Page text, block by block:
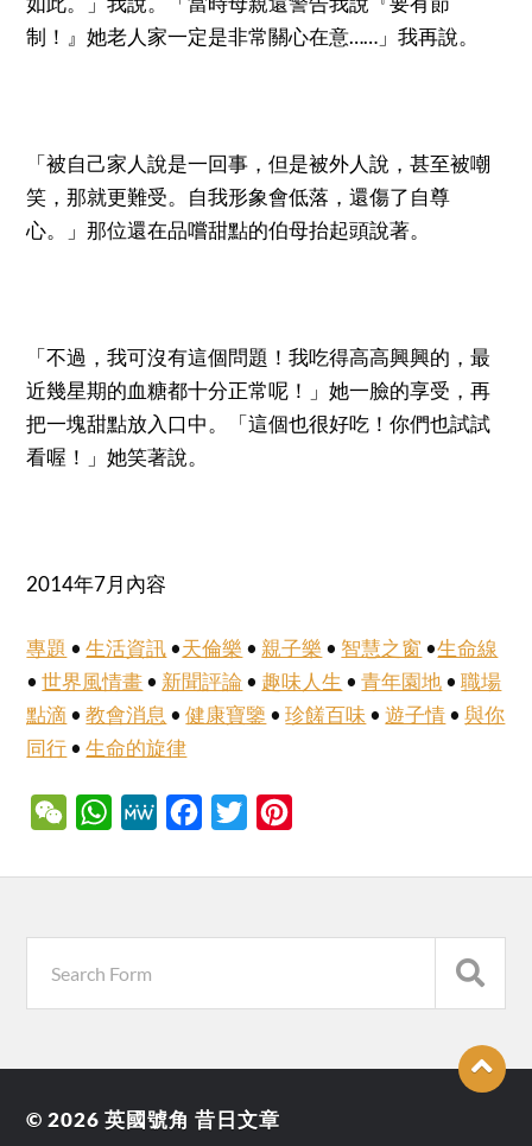
制！』她老人家一定是非常關心在意……」我再說。
「被自己家人說是一回事，但是被外人說，甚至被嘲
笑，那就更難受。自我形象會低落，還傷了自尊
心。」那位還在品嚐甜點的伯母抬起頭說著。
「不過，我可沒有這個問題！我吃得高高興興的，最
近幾星期的血糖都十分正常呢！」她一臉的享受，再
把一塊甜點放入口中。「這個也很好吃！你們也試試
看喔！」她笑著說。
2014年7月內容
專題 •生活資訊•天倫樂 • 親子樂 • 智慧之窗 •生命線
•世界風情畫• 新聞評論 • 趣味人生 •青年園地•職場
點滴 •教會消息 •健康寶鑒 •珍饈百味 •遊子情•與你
同行•生命的旋律
WeChatWhatsApp
MeWe Facebook
Twitter
© 2026英國號角 昔日文章